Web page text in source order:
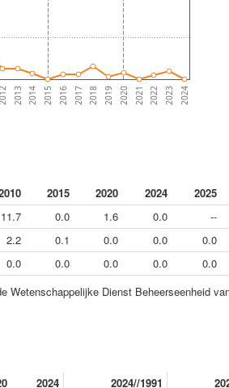
2012 2013 2014 2015 2016 2017 2018 2019 2020 2021 2022 2023 2024
2015 2020 2024 2025
11.7 0.0 1.6 0.0 --
2.2 0.1 0.0 0.0 0.0
0.0 0.0 0.0 0.0 0.0
Wetenschappelijke Dienst Beheerseenheid
2024 2024//1991